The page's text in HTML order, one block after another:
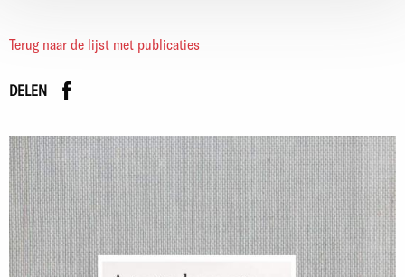
Terug naar de lijst met publicaties
DELEN